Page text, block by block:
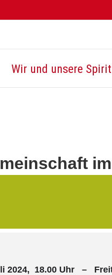
Wir und unsere
2024, 18.00 Uhr –